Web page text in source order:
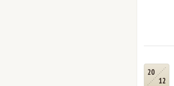
20
12